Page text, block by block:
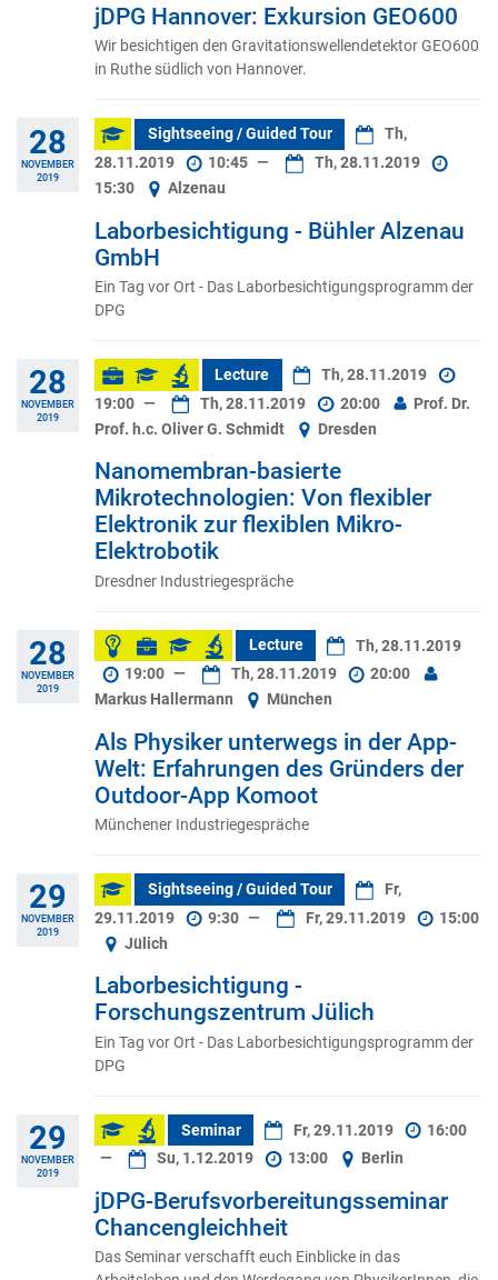
jDPG Hannover: Exkursion GEO600
Wir besichtigen den Gravitationswellendetektor GEO600
in Ruthe südlich von Hannover.
28
NOVEMBER
2019
Sightseeing / Guided Tour
Th,
28.11.2019
10:45 —
Th, 28.11.2019
15:30
Alzenau
Laborbesichtigung - Bühler Alzenau
GmbH
Ein Tag vor Ort - Das Laborbesichtigungsprogramm der
DPG
28
NOVEMBER
2019
Lecture
Th, 28.11.2019
19:00 — Th, 28.11.2019 20:00
Prof. Dr.
Prof. h.c. Oliver G. Schmidt
Dresden
Nanomembran-basierte
Mikrotechnologien: Von flexibler
Elektronik zur flexiblen Mikro-
Elektrobotik
Dresdner Industriegespräche
28
NOVEMBER
2019
Lecture
Th, 28.11.2019
19:00 — Th, 28.11.2019
20:00
Markus Hallermann
München
Als Physiker unterwegs in der App-
Welt: Erfahrungen des Gründers der
Outdoor-App Komoot
Münchener Industriegespräche
29
NOVEMBER
2019
Sightseeing / Guided Tour
Fr,
29.11.2019
9:30 — Fr, 29.11.2019
15:00
Jülich
Laborbesichtigung -
Forschungszentrum Jülich
Ein Tag vor Ort - Das Laborbesichtigungsprogramm der
DPG
29
NOVEMBER
2019
Seminar Fr, 29.11.2019
16:00
—
Su, 1.12.2019 13:00 Berlin
jDPG-Berufsvorbereitungsseminar
Chancengleichheit
Das Seminar verschafft euch Einblicke in das